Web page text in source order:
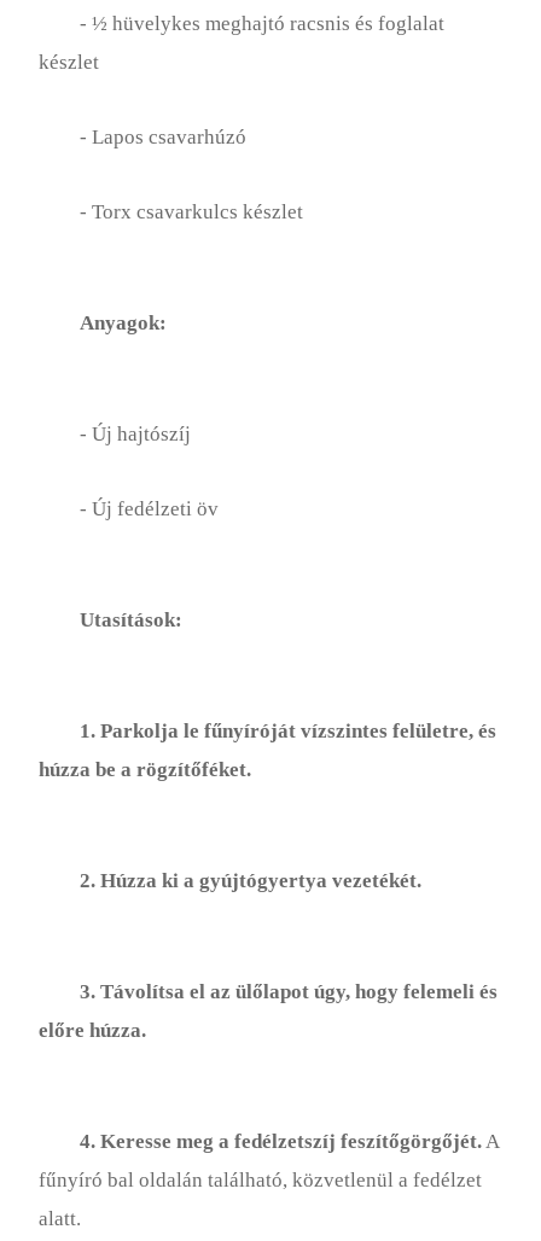
Gyep Ültetés
Sziklakert
- ½ hüvelykes meghajtó racsnis és foglalat
készlet
- Lapos csavarhúzó
- Torx csavarkulcs készlet
Anyagok:
- Új hajtószíj
- Új fedélzeti öv
Utasítások:
1. Parkolja le fűnyíróját vízszintes felületre, és
húzza be a rögzítőféket.
2. Húzza ki a gyújtógyertya vezetékét.
3. Távolítsa el az ülőlapot úgy, hogy felemeli és
előre húzza.
4. Keresse meg a fedélzetszíj feszítőgörgőjét.A
fűnyíró bal oldalán található, közvetlenül a fedélzet
alatt.